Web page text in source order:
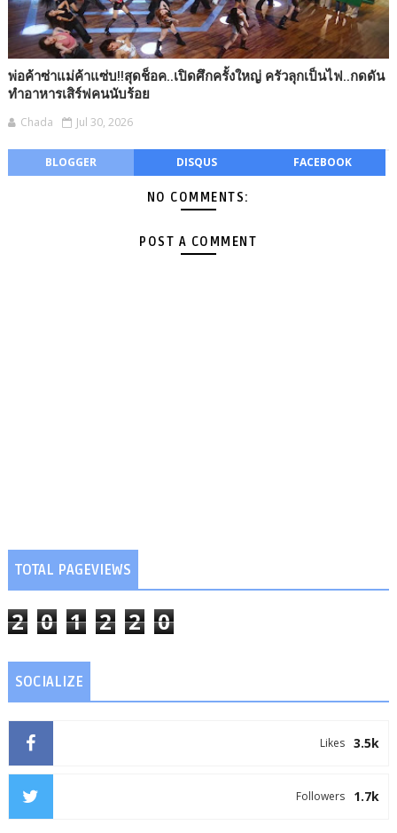
พ่อค้าซ่าแม่ค้าแซ่บ!!สุดช็อค..เปิดศึกครั้งใหญ่ ครัวลุกเป็นไฟ..กดดัน
ทำอาหารเสิร์ฟคนนับร้อย
Chada Jul 30, 2026
BLOGGER DISQUS FACEBOOK
NO COMMENTS:
POST A COMMENT
TOTAL PAGEVIEWS
2 0 1 2 2 0
SOCIALIZE
3.5k
Likes
1.7k
Followers